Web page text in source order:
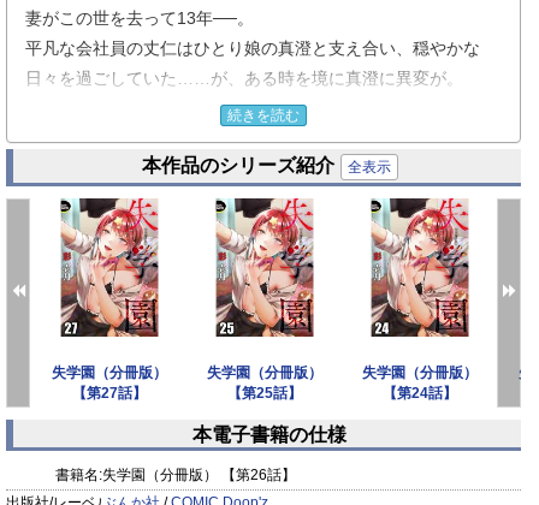
妻がこの世を去って13年──。
平凡な会社員の丈仁はひとり娘の真澄と支え合い、穏やかな
日々を過ごしていた……が、ある時を境に真澄に異変が。
塞ぎ込んだ彼女は飛び降り自殺未遂までしてしまう。
一命を取り留めたが未だ意識は戻らない。
学校側からイジメが原因と説明されるが加害者生徒との面会は
叶わず、憤りの行き場もないままに、
娘も、職も、生きる意味まで失ってしまった丈仁。
絶望する彼に唯一手を差し伸べたのは、真澄の親友の女子高
生・瑪璃。
彼女は慈愛に満ちた表情で、丈仁を加害者への復讐に誘う
続きを読む
本作品のシリーズ紹介 全表示
失学園（分冊版）
【第27話】
失学園（分冊版）
【第25話】
失学園（分冊版）
【第24話】
失
prev next
本電子書籍の仕様
書籍名:失学園（分冊版） 【第26話】